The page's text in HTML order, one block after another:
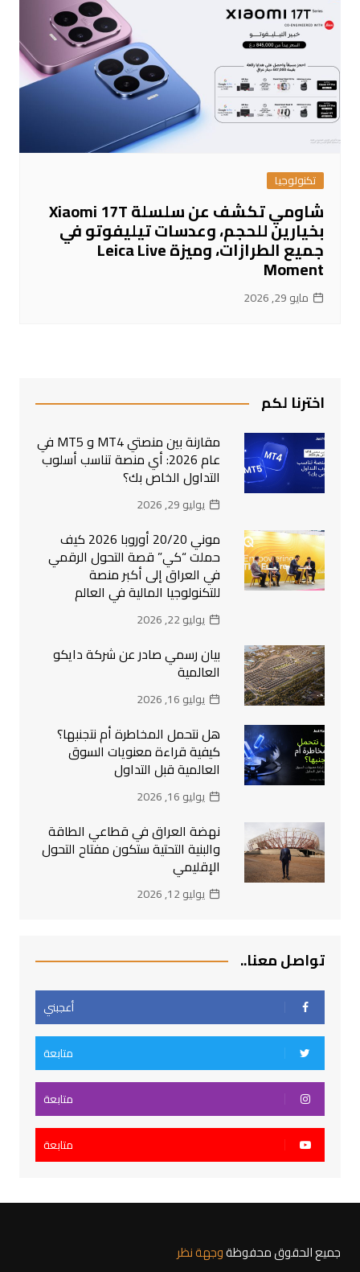
تكنولوجيا
شاومي تكشف عن سلسلة Xiaomi 17T
بخيارين للحجم، وعدسات تيليفوتو في
جميع الطرازات، وميزة Leica Live
Moment
مايو 29, 2026
اخترنا لكم
مقارنة بين منصتي MT4 و MT5 في
عام 2026: أي منصة تناسب أسلوب
التداول الخاص بك؟
يوليو 29, 2026
موني 20/20 أوروبا 2026 كيف
حملت “كي” قصة التحول الرقمي
في العراق إلى أكبر منصة
للتكنولوجيا المالية في العالم
يوليو 22, 2026
بيان رسمي صادر عن شركة دايكو
العالمية
يوليو 16, 2026
هل نتحمل المخاطرة أم نتجنبها؟
كيفية قراءة معنويات السوق
العالمية قبل التداول
يوليو 16, 2026
نهضة العراق في قطاعي الطاقة
والبنية التحتية ستكون مفتاح التحول
الإقليمي
يوليو 12, 2026
تواصل معنا..
أعجبني
متابعة
متابعة
متابعة
جميع الحقوق محفوظةوجهة نظر